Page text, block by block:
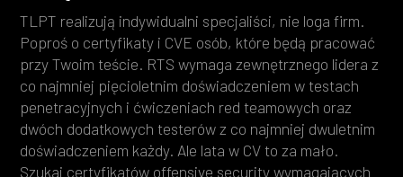
TLPT realizują indywidualni specjaliści, nie loga firm.
Poproś o certyfikaty i CVE osób, które będą pracować
przy Twoim teście. RTS wymaga zewnętrznego lidera z
co najmniej pięcioletnim doświadczeniem w testach
penetracyjnych i ćwiczeniach red teamowych oraz
dwóch dodatkowych testerów z co najmniej dwuletnim
doświadczeniem każdy. Ale lata w CV to za mało.
Szukaj certyfikatów offensive security wymagających